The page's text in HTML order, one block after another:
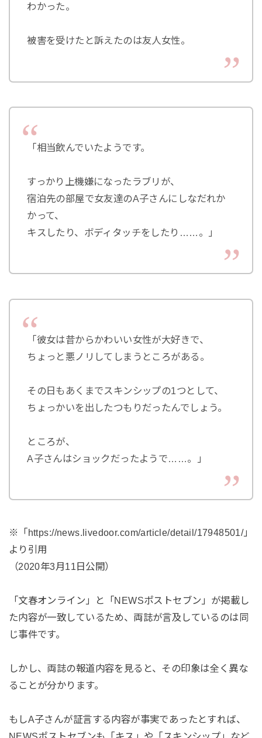
わかった。
被害を受けたと訴えたのは友人女性。
「相当飲んでいたようです。
すっかり上機嫌になったラブリが、
宿泊先の部屋で女友達のA子さんにしなだれか
かって、
キスしたり、ボディタッチをしたり……。」
「彼女は昔からかわいい女性が大好きで、
ちょっと悪ノリしてしまうところがある。
その日もあくまでスキンシップの1つとして、
ちょっかいを出したつもりだったんでしょう。
ところが、
A子さんはショックだったようで……。」
※「https://news.livedoor.com/article/detail/17948501/」
より引用
（2020年3月11日公開）
「文春オンライン」と「NEWSポストセブン」が掲載し
た内容が一致しているため、両誌が言及しているのは同
じ事件です。
しかし、両誌の報道内容を見ると、その印象は全く異な
ることが分かります。
もしA子さんが証言する内容が事実であったとすれば、